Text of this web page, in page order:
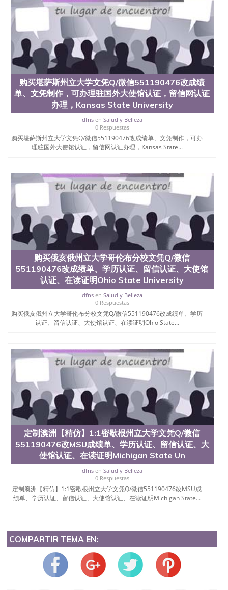
购买堪萨斯州立大学文凭Q/微信551190476改成绩
单、文凭制作，可办理驻国外大使馆认证，留信网认证
办理，Kansas State University
dfnsen Salud y Belleza
0 Respuestas
购买堪萨斯州立大学文凭Q/微信551190476改成绩单、文凭制作，可办
理驻国外大使馆认证，留信网认证办理，Kansas State...
购买俄亥俄州立大学哥伦布分校文凭Q/微信
551190476改成绩单、学历认证、留信认证、大使馆
认证、在读证明Ohio State University
dfnsen Salud y Belleza
0 Respuestas
购买俄亥俄州立大学哥伦布分校文凭Q/微信551190476改成绩单、学历
认证、留信认证、大使馆认证、在读证明Ohio State...
定制澳洲【精仿】1:1密歇根州立大学文凭Q/微信
551190476改MSU成绩单、学历认证、留信认证、大
使馆认证、在读证明Michigan State Un
dfnsen Salud y Belleza
0 Respuestas
定制澳洲【精仿】1:1密歇根州立大学文凭Q/微信551190476改MSU成
绩单、学历认证、留信认证、大使馆认证、在读证明Michigan State...
COMPARTIR TEMA EN: